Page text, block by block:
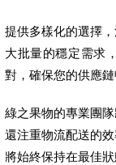
提供多樣化的選擇
大批量的穩定需求
對，確保您的供應鏈
綠之果物的專業團
還注重物流配送的
將始終保持在最佳